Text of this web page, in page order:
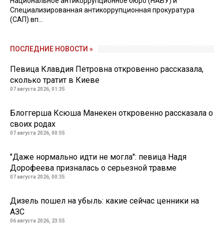
Специализированная антикоррупционная прокуратура
(САП) вп...
ПОСЛЕДНИЕ НОВОСТИ »
Певица Клавдия Петровна откровенно рассказала,
сколько тратит в Киеве
07 августа 2026, 01:35
Блоггерша Ксюша Манекен откровенно рассказала о
своих родах
07 августа 2026, 00:55
"Даже нормально идти не могла": певица Надя
Дорофеева призналась о серьезной травме
07 августа 2026, 00:35
Дизель пошел на убыль: какие сейчас ценники на
АЗС
06 августа 2026, 23:55